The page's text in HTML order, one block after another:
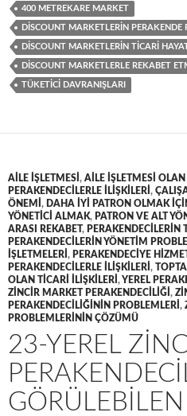
400 METREKARE MARKET
DISCOUNT MARKETLERIN PERAKENDE
DISCOUNT MARKETLERIN TICARI
DISCOUNT MARKETLERLE REKABET
TÜKETICI DAVRANIŞLARI
AILE IŞLETMESI , AILE IŞLETMESI
PERAKENDECILERLE ILIŞKILERI ,
ÖNEMI , DAHA IYI PATRON OLMAK
YÖNETICI ALMAK, PATRON VE ALT
ARASI REKABET, PERAKENDECILERIN
PERAKENDECILERIN YÖNETIM
IŞLETMELERI , PERAKENDECIYE
PERAKENDECILERLE ILIŞKILERI ,
OLAN TICARI ILIŞKILERI ,YEREL
ZINCIR MARKET PERAKENDECILIĞI ,
PERAKENDECILIĞININ PROBLEMLERI ,
PROBLEMLERININ ÇÖZÜMÜ
23-YEREL